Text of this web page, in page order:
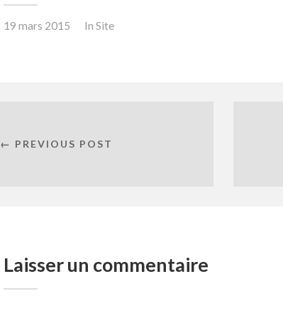
19 mars 2015 In Site
← PREVIOUS POST
Laisser un commentaire